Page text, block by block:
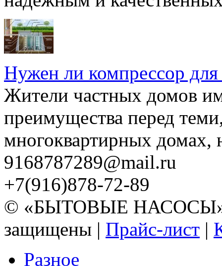
Нужен ли компрессор для
Жители частных домов
преимущества перед
многоквартирных домах,
9168787289@mail.ru
+7(916)878-72-89
© «БЫТОВЫЕ НАСОСЫ»
защищены | Прайс-лист |
Разное